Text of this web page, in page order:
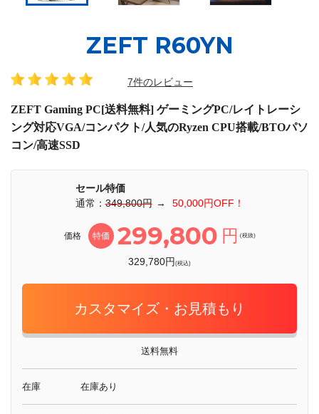
ZEFT R60YN
7件のレビュー
ZEFT Gaming PC[送料無料] ゲーミングPC/レイトレーシ
ング対応VGA/コンパクト/人気のRyzen CPU搭載/BTOパソ
コン/高速SSD
セール特価
通常：349,800円 → 50,000円OFF！
価格 特価 299,800 円 (税抜)
329,780円(税込)
カスタマイズ・お見積もり
送料無料
在庫 在庫あり